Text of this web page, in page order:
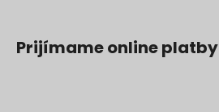
Prijímame online platby